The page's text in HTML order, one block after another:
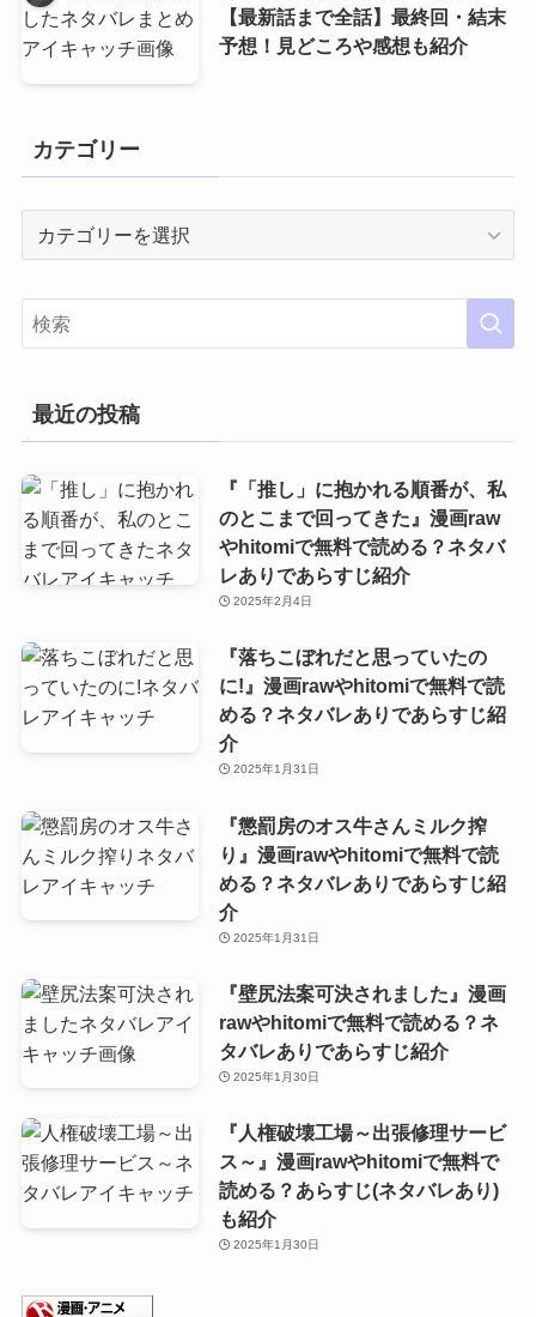
【最新話まで全話】最終回・結末
予想！見どころや感想も紹介
カテゴリー
リ
ー
最近の投稿
『「推し」に抱かれる順番が、私
のとこまで回ってきた』漫画raw
やhitomiで無料で読める？ネタバ
レありであらすじ紹介
2025年2月4日
『落ちこぼれだと思っていたの
に!』漫画rawやhitomiで無料で読
める？ネタバレありであらすじ紹
介
2025年1月31日
『懲罰房のオス牛さんミルク搾
り』漫画rawやhitomiで無料で読
める？ネタバレありであらすじ紹
介
2025年1月31日
『壁尻法案可決されました』漫画
rawやhitomiで無料で読める？ネ
タバレありであらすじ紹介
2025年1月30日
『人権破壊工場～出張修理サービ
ス～』漫画rawやhitomiで無料で
読める？あらすじ(ネタバレあり)
も紹介
2025年1月30日